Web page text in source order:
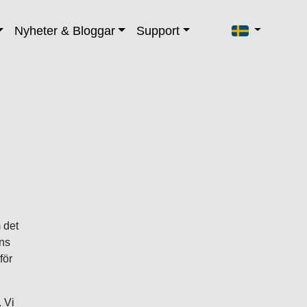
Nyheter & Bloggar Support
det
Vi